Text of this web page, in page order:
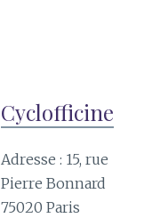
Cyclofficine
Adresse : 15, rue
Pierre Bonnard
75020 Paris